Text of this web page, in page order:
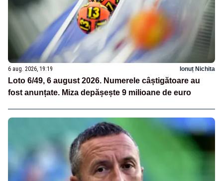
6 aug. 2026, 19:19 Ionuț Nichita
Loto 6/49, 6 august 2026. Numerele câștigătoare au
fost anunțate. Miza depășește 9 milioane de euro